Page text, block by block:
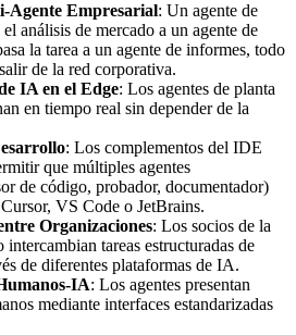
Agente Empresarial: Un agente de
análisis de mercado a un agente de
la tarea a un agente de informes, todo
de la red corporativa.
IA en el Edge: Los agentes de planta
en tiempo real sin depender de la
: Los complementos del IDE
que múltiples agentes
de código, probador, documentador)
VS Code o JetBrains.
Organizaciones: Los socios de la
intercambian tareas estructuradas de
de diferentes plataformas de IA.
IA: Los agentes presentan
mediante interfaces estandarizadas